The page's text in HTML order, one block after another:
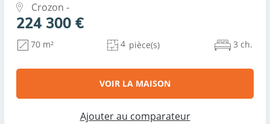
Crozon -
224 300 €
70 m² 4 pièce(s) 3 ch.
VOIR LA MAISON
Ajouter au comparateur